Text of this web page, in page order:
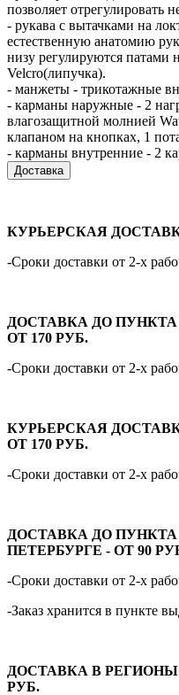
позволяет отрегулировать
- рукава с вытачками на
естественную анатомию
низу регулируются патами
Velcro(липучка).
- манжеты - трикотажные
- карманы наружные - 2
влагозащитной молнией
клапаном на кнопках, 1
- карманы внутренние - 2
Доставка
КУРЬЕРСКАЯ
-Сроки доставки от 2-х
ДОСТАВКА ДО
ОТ 170 РУБ.
-Сроки доставки от 2-х
КУРЬЕРСКАЯ
ОТ 170 РУБ.
-Сроки доставки от 2-х
ДОСТАВКА ДО
ПЕТЕРБУРГЕ - ОТ 90
-Сроки доставки от 2-х
-Заказ хранится в пункте
ДОСТАВКА В РЕГИОНЫ
РУБ.